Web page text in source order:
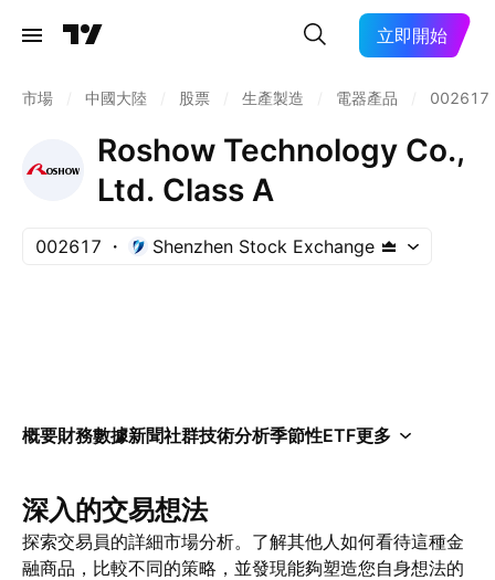
立即開始
市場 中國大陸 股票 生產製造 電器產品 002617
Roshow Technology Co.,
Ltd. Class A
002617 Shenzhen Stock Exchange
概要財務數據新聞社群技術分析季節性ETF更多
深入的交易想法
探索交易員的詳細市場分析。了解其他人如何看待這種金
融商品，比較不同的策略，並發現能夠塑造您自身想法的